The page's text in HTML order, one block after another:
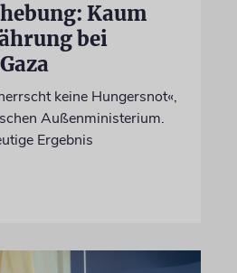
Kaum
bei
keine Hungersnot«,
Außenministerium.
Ergebnis